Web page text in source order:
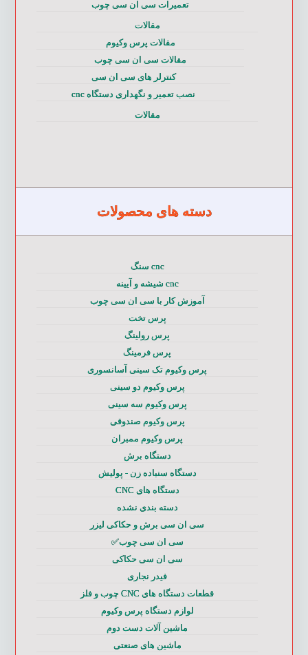
تعمیرات سی ان سی چوب
مقالات
مقالات پرس وکیوم
مقالات سی ان سی چوب
کنترلر های سی ان سی
نصب تعمیر و نگهداری دستگاه cnc
مقالات
دسته های محصولات
cnc سنگ
cnc شیشه و آیینه
آموزش کار با سی ان سی چوب
پرس تخت
پرس رولینگ
پرس فرمینگ
پرس وکیوم تک سینی آسانسوری
پرس وکیوم دو سینی
پرس وکیوم سه سینی
پرس وکیوم صندوقی
پرس وکیوم ممبران
دستگاه برش
دستگاه سنباده زن - پولیش
دستگاه های CNC
دسته بندی نشده
سی ان سی برش و حکاکی لیزر
سی ان سی چوب✅
سی ان سی حکاکی
فیدر نجاری
قطعات دستگاه های CNC چوب و فلز
لوازم دستگاه پرس وکیوم
ماشین آلات دست دوم
ماشین های صنعتی